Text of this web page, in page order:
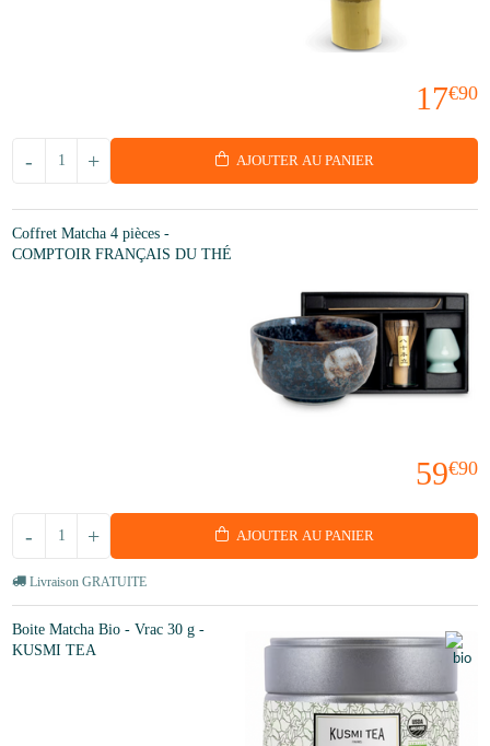
17€90
+
- AJOUTER AU PANIER
Coffret Matcha 4 pièces -
COMPTOIR FRANÇAIS DU THÉ
59€90
+
- AJOUTER AU PANIER
Livraison GRATUITE
Boite Matcha Bio - Vrac 30 g -
KUSMI TEA